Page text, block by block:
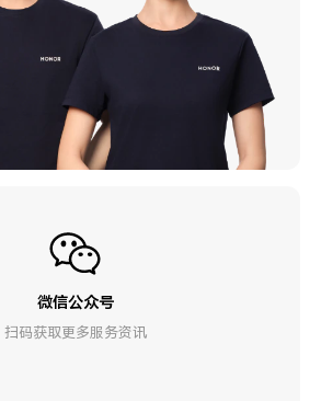
微信公众号
扫码获取更多服务资讯